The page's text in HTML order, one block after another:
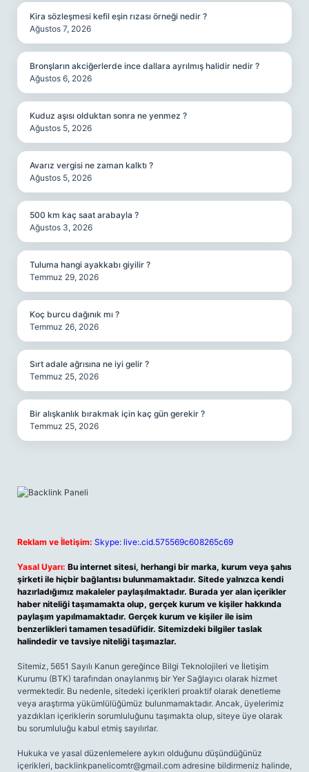
Kira sözleşmesi kefil eşin rızası örneği nedir ?
Ağustos 7, 2026
Bronşların akciğerlerde ince dallara ayrılmış halidir nedir ?
Ağustos 6, 2026
Kuduz aşısı olduktan sonra ne yenmez ?
Ağustos 5, 2026
Avarız vergisi ne zaman kalktı ?
Ağustos 5, 2026
500 km kaç saat arabayla ?
Ağustos 3, 2026
Tuluma hangi ayakkabı giyilir ?
Temmuz 29, 2026
Koç burcu dağınık mı ?
Temmuz 26, 2026
Sırt adale ağrısına ne iyi gelir ?
Temmuz 25, 2026
Bir alışkanlık bırakmak için kaç gün gerekir ?
Temmuz 25, 2026
Reklam ve İletişim: Skype: live:.cid.575569c608265c69
Yasal Uyarı: Bu internet sitesi, herhangi bir marka, kurum veya şahıs
şirketi ile hiçbir bağlantısı bulunmamaktadır. Sitede yalnızca kendi
hazırladığımız makaleler paylaşılmaktadır. Burada yer alan içerikler
haber niteliği taşımamakta olup, gerçek kurum ve kişiler hakkında
paylaşım yapılmamaktadır. Gerçek kurum ve kişiler ile isim
benzerlikleri tamamen tesadüfidir. Sitemizdeki bilgiler taslak
halindedir ve tavsiye niteliği taşımazlar.
Sitemiz, 5651 Sayılı Kanun gereğince Bilgi Teknolojileri ve İletişim
Kurumu (BTK) tarafından onaylanmış bir Yer Sağlayıcı olarak hizmet
vermektedir. Bu nedenle, sitedeki içerikleri proaktif olarak denetleme
veya araştırma yükümlülüğümüz bulunmamaktadır. Ancak, üyelerimiz
yazdıkları içeriklerin sorumluluğunu taşımakta olup, siteye üye olarak
bu sorumluluğu kabul etmiş sayılırlar.
Hukuka ve yasal düzenlemelere aykırı olduğunu düşündüğünüz
içerikleri, backlinkpanelicomtr@gmail.com adresine bildirmeniz halinde,